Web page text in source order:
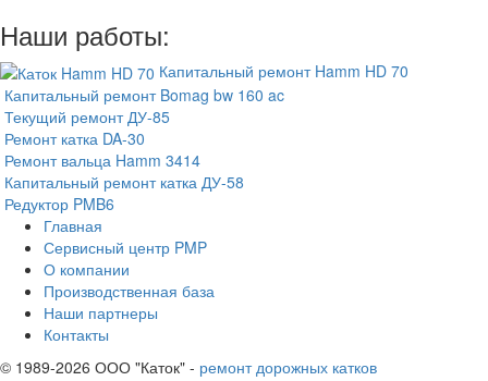
Наши работы:
Капитальный ремонт Hamm HD 70
Капитальный ремонт Bomag bw 160 ac
Текущий ремонт ДУ-85
Ремонт катка DA-30
Ремонт вальца Hamm 3414
Капитальный ремонт катка ДУ-58
Редуктор PMB6
Главная
Сервисный центр PMP
О компании
Производственная база
Наши партнеры
Контакты
© 1989-2026 ООО "Каток" - ремонт дорожных катков